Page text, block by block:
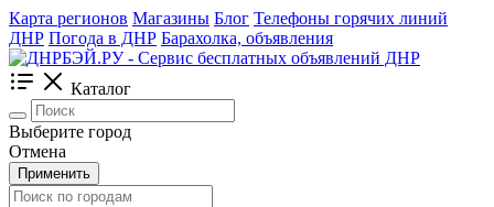
Карта регионов Магазины Блог Телефоны горячих линий
ДНР Погода в ДНР Барахолка, объявления
Каталог
Выберите город
Отмена
Применить